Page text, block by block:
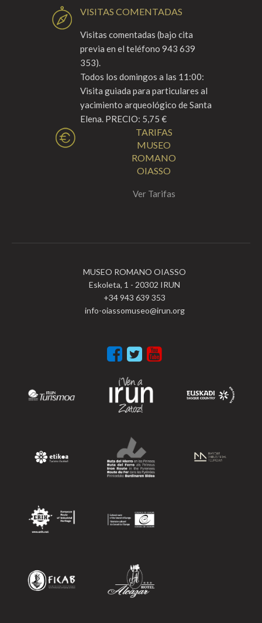
VISITAS COMENTADAS
Visitas comentadas (bajo cita
previa en el teléfono 943 639
353).
Todos los domingos a las 11:00:
Visita guiada para particulares al
yacimiento arqueológico de Santa
Elena. PRECIO: 5,75 €
TARIFAS
MUSEO
ROMANO
OIASSO
Ver Tarifas
MUSEO ROMANO OIASSO
Eskoleta, 1 - 20302 IRUN
+34 943 639 353
info-oiassomuseo@irun.org